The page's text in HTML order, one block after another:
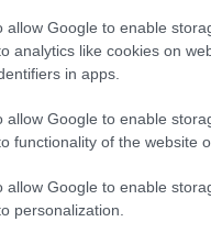
allow Google to enable
analytics like cookies on
in apps.
allow Google to enable
functionality of the website
allow Google to enable
personalization.
Super Hero
Wii y los superhéroes…